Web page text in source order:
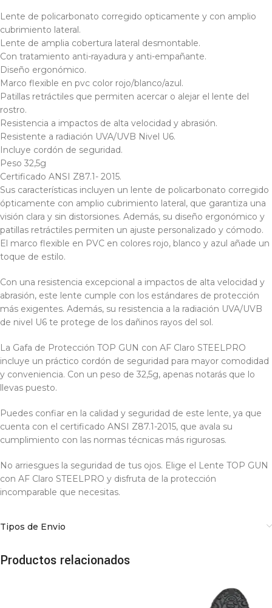
Lente de policarbonato corregido opticamente y con amplio
cubrimiento lateral.
Lente de amplia cobertura lateral desmontable.
Con tratamiento anti-rayadura y anti-empañante.
Diseño ergonómico.
Marco flexible en pvc color rojo/blanco/azul.
Patillas retráctiles que permiten acercar o alejar el lente del
rostro.
Resistencia a impactos de alta velocidad y abrasión.
Resistente a radiación UVA/UVB Nivel U6.
Incluye cordón de seguridad.
Peso 32,5g
Certificado ANSI Z87.1- 2015.
Sus características incluyen un lente de policarbonato corregido
ópticamente con amplio cubrimiento lateral, que garantiza una
visión clara y sin distorsiones. Además, su diseño ergonómico y
patillas retráctiles permiten un ajuste personalizado y cómodo.
El marco flexible en PVC en colores rojo, blanco y azul añade un
toque de estilo.
Con una resistencia excepcional a impactos de alta velocidad y
abrasión, este lente cumple con los estándares de protección
más exigentes. Además, su resistencia a la radiación UVA/UVB
de nivel U6 te protege de los dañinos rayos del sol.
La Gafa de Protección TOP GUN con AF Claro STEELPRO
incluye un práctico cordón de seguridad para mayor comodidad
y conveniencia. Con un peso de 32,5g, apenas notarás que lo
llevas puesto.
Puedes confiar en la calidad y seguridad de este lente, ya que
cuenta con el certificado ANSI Z87.1-2015, que avala su
cumplimiento con las normas técnicas más rigurosas.
No arriesgues la seguridad de tus ojos. Elige el Lente TOP GUN
con AF Claro STEELPRO y disfruta de la protección
incomparable que necesitas.
Tipos de Envio
Productos relacionados